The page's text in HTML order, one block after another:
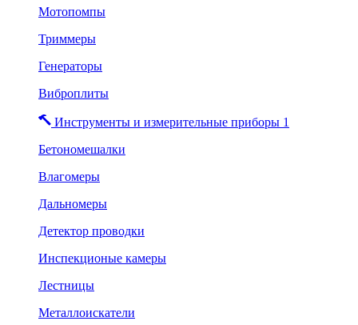
Мотопомпы
Триммеры
Генераторы
Виброплиты
Инструменты и измерительные приборы 1
Бетономешалки
Влагомеры
Дальномеры
Детектор проводки
Инспекционые камеры
Лестницы
Металлоискатели